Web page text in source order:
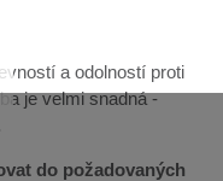
a odolností proti
je velmi snadná -
do požadovaných